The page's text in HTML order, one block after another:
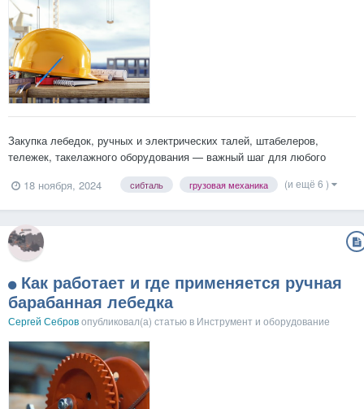
Закупка лебедок, ручных и электрических талей, штабелеров,
тележек, такелажного оборудования — важный шаг для любого
предприятия, занимающегося строительством, логистикой и
складскими операциями. Рассмотрим несколько важных моментов и
18 ноября, 2024 сибталь грузовая механика (и ещё 6 )
Как работает и где применяется ручная
барабанная лебедка
Сергей Себровопубликовал(а) статью в Инструмент и оборудование